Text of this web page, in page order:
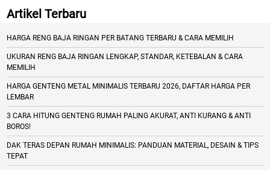
Artikel Terbaru
HARGA RENG BAJA RINGAN PER BATANG TERBARU & CARA MEMILIH
UKURAN RENG BAJA RINGAN LENGKAP, STANDAR, KETEBALAN & CARA
MEMILIH
HARGA GENTENG METAL MINIMALIS TERBARU 2026, DAFTAR HARGA PER
LEMBAR
3 CARA HITUNG GENTENG RUMAH PALING AKURAT, ANTI KURANG & ANTI
BOROS!
DAK TERAS DEPAN RUMAH MINIMALIS: PANDUAN MATERIAL, DESAIN & TIPS
TEPAT